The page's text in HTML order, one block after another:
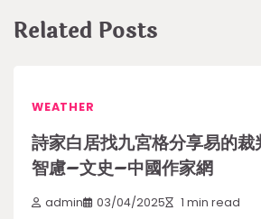
Related Posts
WEATHER
詩家白居找九宮格分享易的裁
智慮–文史–中國作家網
admin 03/04/2025 1 min read